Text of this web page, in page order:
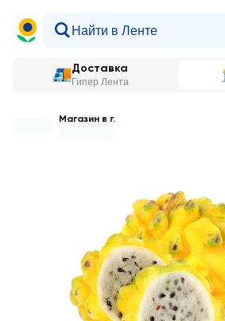
Доставка
Гипер Лента
Магазин в г.